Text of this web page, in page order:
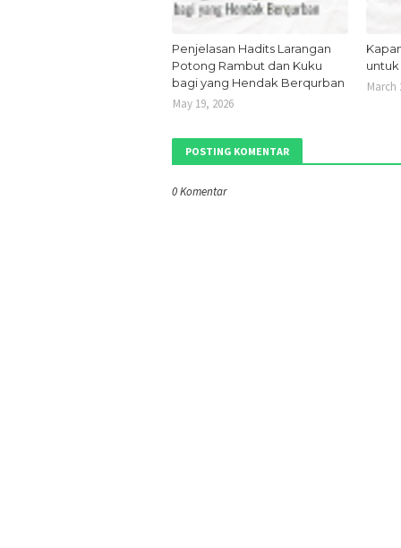
Penjelasan Hadits Larangan
Potong Rambut dan Kuku
bagi yang Hendak Berqurban
May 19, 2026
untuk
March
POSTING KOMENTAR
0 Komentar